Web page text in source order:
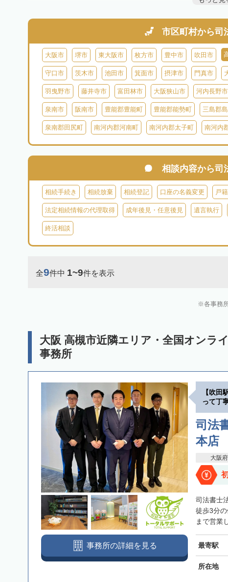
市区町村から司
大阪市 堺市 東大阪市 枚方市 豊中市 吹田市
守口市 茨木市 池田市 箕面市 摂津市 門真市
羽曳野市 藤井寺市 富田林市 大阪狭山市 河内長野市
泉南市 阪南市 豊能郡豊能町 豊能郡能勢町 三島郡
泉南郡田尻町 南河内郡河南町 南河内郡太子町 南河内
相談内容から司
相続手続き 相続放棄 相続登記 口座の名義変更 戸
法定相続情報の代理取得 成年後見・任意後見 遺言執行
終活相談
全9件中 1~9件を表示
各事務
大阪 高槻市近隣エリア・全国オンラ
事務所
【吹田
って丁
司法
本店
大阪府
司法書士
徒歩3分
まで営業
最寄駅
所在地
事務所の詳細を見る